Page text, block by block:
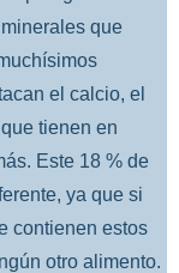
que
el calcio, el
tienen en
Este 18 % de
ya que si
contienen estos
otro alimento.